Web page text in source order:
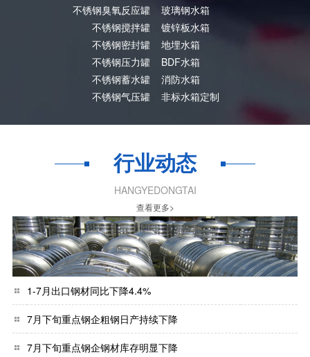
不锈钢臭氧反应罐
不锈钢搅拌罐
不锈钢密封罐
不锈钢压力罐
不锈钢蓄水罐
不锈钢气压罐
玻璃钢水箱
镀锌板水箱
地埋水箱
BDF水箱
消防水箱
非标水箱定制
行业动态
HANGYEDONGTAI
查看更多>
1-7月出口钢材同比下降4.4%
7月下旬重点钢企粗钢日产持续下降
7月下旬重点钢企钢材库存明显下降